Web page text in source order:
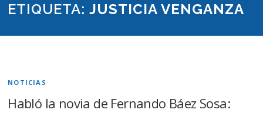
ETIQUETA:JUSTICIA VENGANZA
NOTICIAS
Habló la novia de Fernando Báez Sosa: